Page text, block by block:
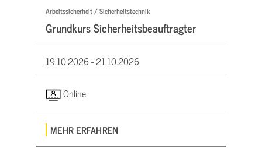
Arbeitssicherheit / Sicherheitstechnik
Grundkurs Sicherheitsbeauftragter
19.10.2026 -21.10.2026
Online
MEHR ERFAHREN